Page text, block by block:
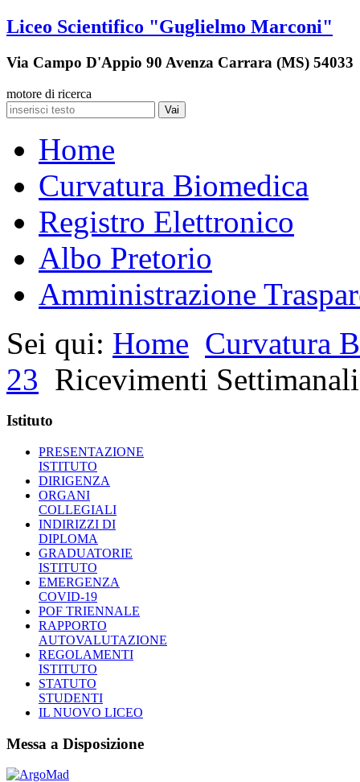
Liceo Scientifico "Guglielmo Marconi"
Via Campo D'Appio 90 Avenza Carrara (MS) 54033
motore di ricerca
Vai
Home
Curvatura Biomedica
Registro Elettronico
Albo Pretorio
Amministrazione
Sei qui: Home Curvatura
23 Ricevimenti
Istituto
PRESENTAZIONE
ISTITUTO
DIRIGENZA
ORGANI
COLLEGIALI
INDIRIZZI DI
DIPLOMA
GRADUATORIE
ISTITUTO
EMERGENZA
COVID-19
POF TRIENNALE
RAPPORTO
AUTOVALUTAZIONE
REGOLAMENTI
ISTITUTO
STATUTO
STUDENTI
IL NUOVO LICEO
Messa a Disposizione